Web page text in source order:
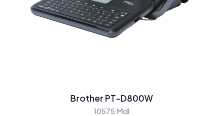
Brother PT-D800W
10575 Mdl